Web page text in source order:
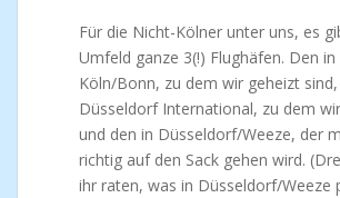
Für die Nicht-Kölner unter uns, es
Umfeld ganze 3(!) Flughäfen. Den in
Köln/Bonn, zu dem wir geheizt
Düsseldorf International, zu dem
und den in Düsseldorf/Weeze, der
richtig auf den Sack gehen wird.
ihr raten, was in Düsseldorf/Weeze